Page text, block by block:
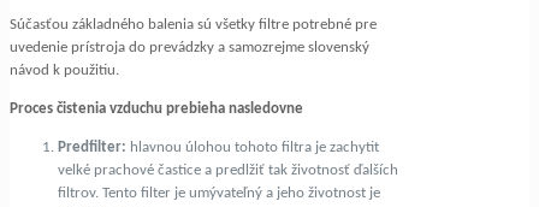
Súčasťou základného balenia sú všetky filtre potrebné pre
uvedenie prístroja do prevádzky a samozrejme slovenský
návod k použitiu.
Proces čistenia vzduchu prebieha nasledovne
Predfilter: hlavnou úlohou tohoto filtra je zachytit
velké prachové častice a predlžiť tak životnosť ďalších
filtrov. Tento filter je umývateľný a jeho životnost je